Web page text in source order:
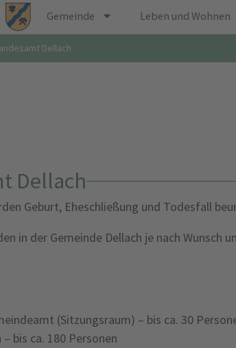
Gemeinde Leben und Wohnen
Dellach
Dellach
Geburt, Eheschließung und Todesfall
in der Gemeinde Dellach je nach Wunsch
(Sitzungsraum) – bis ca. 30
bis ca. 180 Personen